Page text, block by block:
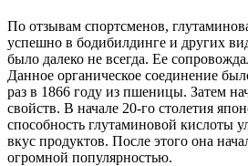
По отзывам спортсменов,
успешно в бодибилдинге и других
было далеко не всегда. Ее
Данное органическое соединение
раз в 1866 году из пшеницы. Затем
свойств. В начале 20-го столетия
способность глутаминовой кислоты
вкус продуктов. После этого она
огромной популярностью.